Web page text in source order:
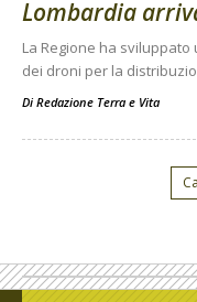
Lombardia
La Regione ha
dei droni per la
Di Redazione Terra e Vita